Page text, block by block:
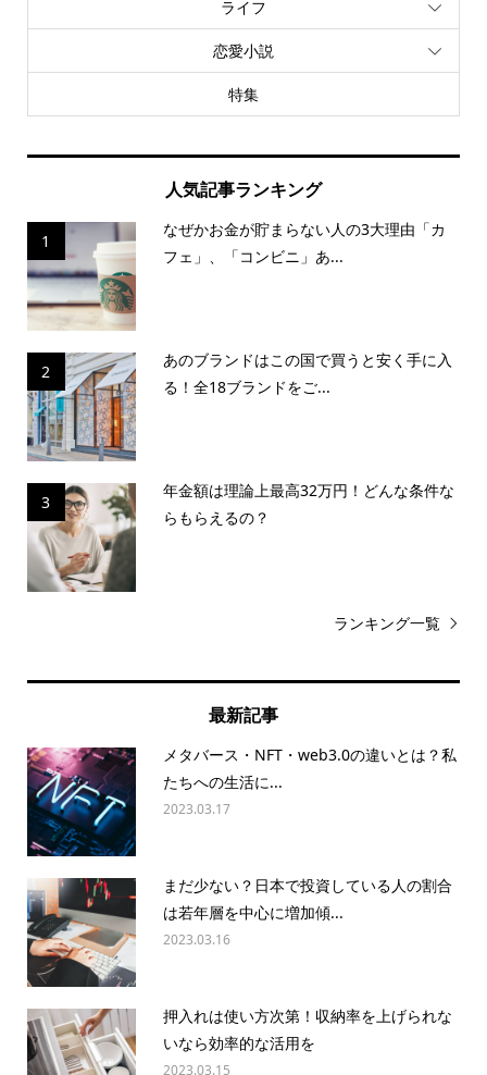
ライフ
恋愛小説
特集
人気記事ランキング
1
なぜかお金が貯まらない人の3大理由「カ
フェ」、「コンビニ」あ...
2
あのブランドはこの国で買うと安く手に入
る！全18ブランドをご...
3
年金額は理論上最高32万円！どんな条件な
らもらえるの？
ランキング一覧
最新記事
メタバース・NFT・web3.0の違いとは？私
たちへの生活に...
2023.03.17
まだ少ない？日本で投資している人の割合
は若年層を中心に増加傾...
2023.03.16
押入れは使い方次第！収納率を上げられな
いなら効率的な活用を
2023.03.15